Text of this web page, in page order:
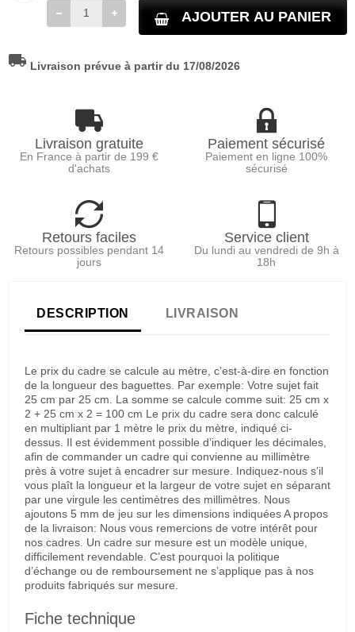
AJOUTER AU PANIER
local_shipping Livraison prévue à partir du 17/08/2026
Livraison gratuite
En France à partir de 199 €
d'achats
Paiement sécurisé
Paiement en ligne 100%
sécurisé
Retours faciles
Retours possibles pendant 14
jours
Service client
Du lundi au vendredi de 9h à
18h
DESCRIPTION LIVRAISON
Le prix du cadre se calcule au mètre, c’est-à-dire en fonction
de la longueur des baguettes. Par exemple: Votre sujet fait
25 cm par 25 cm. La somme se calcule comme suit: 25 cm x
2 + 25 cm x 2 = 100 cm Le prix du cadre sera donc calculé
en multipliant par 1 mètre le prix du mètre, indiqué ci-
dessus. Il est évidemment possible d’indiquer les décimales,
afin de commander un cadre qui convienne au millimètre
près à votre sujet à encadrer sur mesure. Indiquez-nous s’il
vous plaît la longueur et la largeur de votre sujet en séparant
par une virgule les centimètres des millimètres. Nous
ajoutons 5 mm de jeu sur les dimensions indiquées A propos
de la livraison: Nous vous remercions de votre intérêt pour
nos cadres. Un cadre sur mesure est un modèle unique,
difficilement revendable. C’est pourquoi la politique
d’échange ou de remboursement ne s’applique pas à nos
produits fabriqués sur mesure.
Fiche technique